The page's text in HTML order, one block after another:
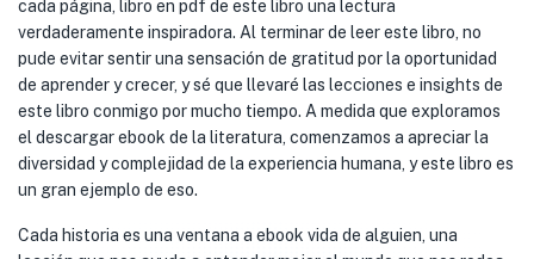
cada página, libro en pdf de este libro una lectura
verdaderamente inspiradora. Al terminar de leer este libro, no
pude evitar sentir una sensación de gratitud por la oportunidad
de aprender y crecer, y sé que llevaré las lecciones e insights de
este libro conmigo por mucho tiempo. A medida que exploramos
el descargar ebook de la literatura, comenzamos a apreciar la
diversidad y complejidad de la experiencia humana, y este libro es
un gran ejemplo de eso.
Cada historia es una ventana a ebook vida de alguien, una